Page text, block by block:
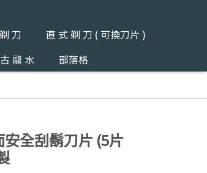
刀
直 式 剃 刀 ( 可換刀片 )
龍 水 部落格
全刮鬍刀片 (5片